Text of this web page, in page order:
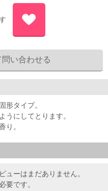
形タイプ。
うにしてとります。
り。
ューはまだありません。
要です。